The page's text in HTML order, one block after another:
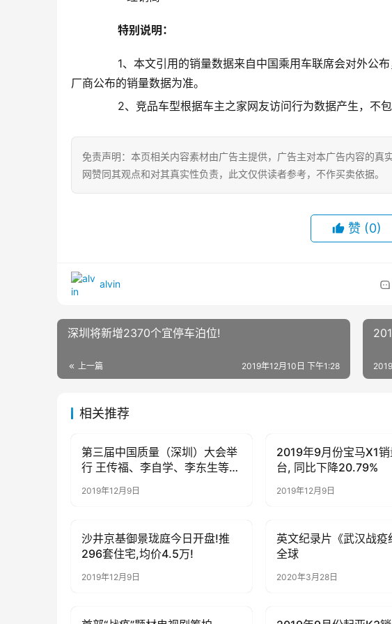
特别说明：
1、本文引用的销量数据来自中国乘用车联席会对外公布
厂商公布的销量数据为准。
2、竞品车型根据车主之家网友访问行为数据产生，不包
免责声明：本页相关内容素材由广告主提供，广告主对本广告内容的
网赞同其观点和对其真实性负责，此文仅供读者参考，不作买卖依据。
赞 (0)
alvin
深圳将新增2370个宜停车泊位!
上一篇 2019年12月10日 下午1:28
相关推荐
母婴亲子
第三届中国质量（深圳）大会举
行 王传福、李自学、李东生等热
议企业高质量发展
2019年12月9日
母婴亲子
2019年9月份宝马X1
台, 同比下降20.79%
2019年12月9日
母婴亲子
沙井京基御景珑庭今日开盘!推
296套住宅,均价4.5万!
2019年12月9日
母婴亲子
英文纪录片《武汉战疫
全球
2020年3月28日